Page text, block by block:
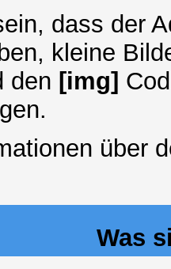
dass der
kleine
den [img]
über
Was